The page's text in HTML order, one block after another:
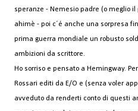
speranze - Nemesio padre (o meglio
ahimè - poi c´é anche una sorpresa
prima guerra mondiale un robusto
ambizioni da scrittore.
Ho sorriso e pensato a Hemingway.
Rossari editi da E/O e (senza voler
avveduto da renderti conto di questi